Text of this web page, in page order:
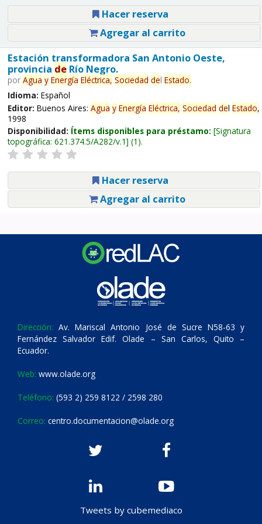
Hacer reserva
Agregar al carrito
Estación transformadora San Antonio Oeste,
provincia deRío Negro.
por Agua y Energía Eléctrica, Sociedad del Estado.
Idioma: Español
Editor: Buenos Aires: Agua y Energía Eléctrica, Sociedad del Estado,
1998
Disponibilidad: Ítems disponibles para préstamo: Signatura
topográfica: 621.374.5/A282/v.1 (1).
Hacer reserva
Agregar al carrito
Dirección: Av. Mariscal Antonio José de Sucre N58-63 y
Fernández Salvador Edif. Olade – San Carlos, Quito –
Ecuador.
Web: www.olade.org
Teléfono: (593 2) 259 8122 / 2598 280
Correo: centro.documentacion@olade.org
Tweets by cubemediaco